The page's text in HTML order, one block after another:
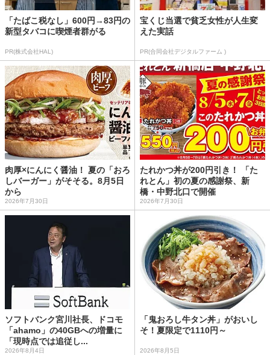
「たばこ税なし」600円→83円の
新型タバコに喫煙者群がる
PR(株式会社HAL)
宝くじ当選で貧乏女性が人生変
えた実話
PR(合同会社デジタルファーム )
肉厚×にんにく醤油！ 夏の「おろ
しバーガー」がそそる。8月5日
から
2026年7月30日
たれかつ丼が200円引き！ 「た
れとん」初の夏の感謝祭、新
橋・中野北口で開催
2026年7月30日
ソフトバンク宮川社長、ドコモ
「ahamo」の40GBへの増量に
「現時点では追従し...
2026年8月4日
「鬼おろし牛タン丼」がおいし
そ！夏限定で1110円～
2026年8月5日